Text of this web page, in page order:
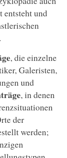
entsteht und
, die einzelne
Galeristen,
und
, in denen
der
werden;